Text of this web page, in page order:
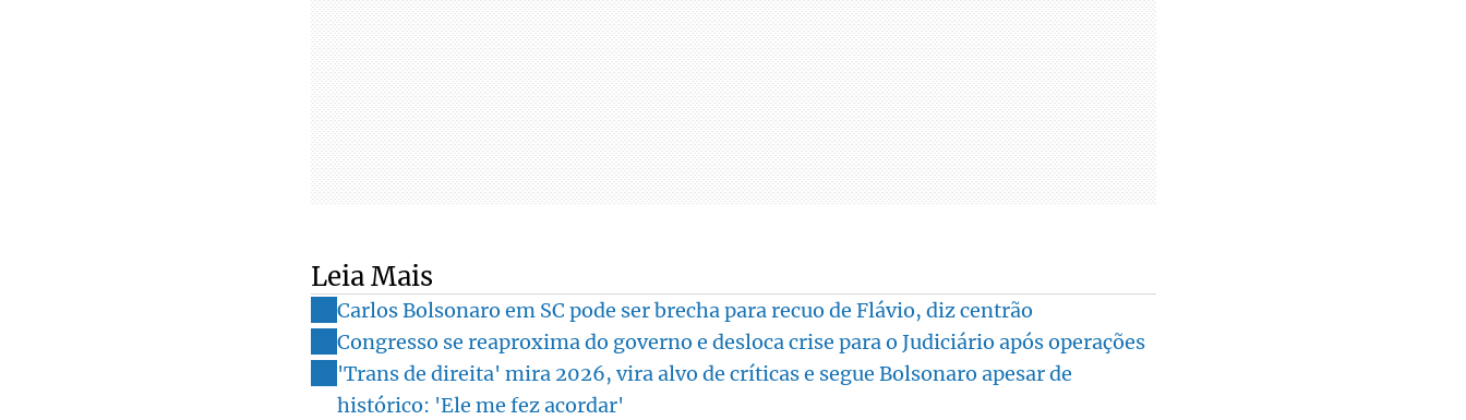
Leia Mais
Carlos Bolsonaro em SC pode ser brecha para recuo de Flávio, diz centrão
Congresso se reaproxima do governo e desloca crise para o Judiciário após operações
'Trans de direita' mira 2026, vira alvo de críticas e segue Bolsonaro apesar de
histórico: 'Ele me fez acordar'